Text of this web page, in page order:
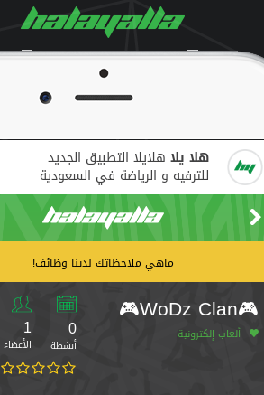
هلا يلا هلايلا التطبيق الجديد
للترفيه و الرياضة في السعودية
ماهي ملاحظاتكلديناوظائف!
🎮WoDz Clan🎮
ألعاب إلكترونية 0
أنشطة
1
الأعضاء